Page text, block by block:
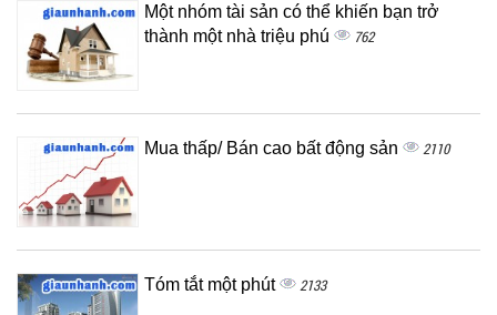
Một nhóm tài sản có thể khiến bạn trở
thành một nhà triệu phú
762
Mua thấp/ Bán cao bất động sản 2110
Tóm tắt một phút 2133